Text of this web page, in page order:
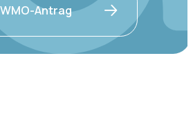
Antrag